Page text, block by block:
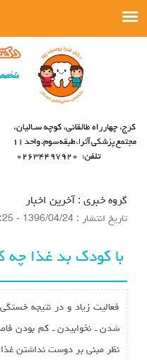
گروه خبري : آخرین اخبار
تاريخ انتشار : 1396/04/24 - 15:25
با کودک بد غذا چه
فعالیت زیاد و در نتیجه
شدن ـ نخوابیدن ـ کم بودن
نظر مبنی بر دوست نداشتن غذا